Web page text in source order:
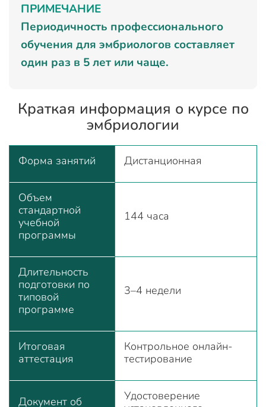
ПРИМЕЧАНИЕ
Периодичность профессионального
обучения для эмбриологов составляет
один раз в 5 лет или чаще.
Краткая информация о курсе по
эмбриологии
Форма занятий Дистанционная
Объем
стандартной
учебной
программы
144 часа
Длительность
подготовки по
типовой
программе
3–4 недели
Итоговая
аттестация
Контрольное онлайн-
тестирование
Документ об
Удостоверение